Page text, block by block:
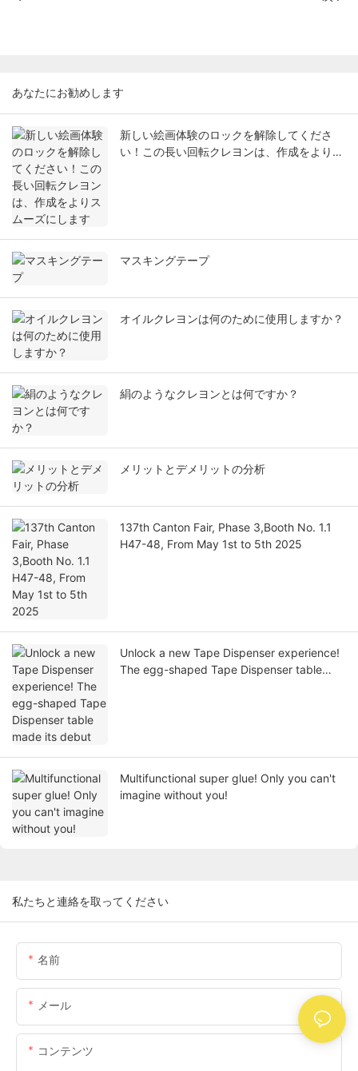
あなたにお勧めします
新しい絵画体験のロックを解除してくださ
い！この長い回転クレヨンは、作成をよりス
マスキングテープ
オイルクレヨンは何のために使用しますか？
絹のようなクレヨンとは何ですか？
メリットとデメリットの分析
137th Canton Fair, Phase 3,Booth No. 1.1
H47-48, From May 1st to 5th 2025
Unlock a new Tape Dispenser experience!
The egg-shaped Tape Dispenser table
Multifunctional super glue! Only you can't
imagine without you!
私たちと連絡を取ってください
名前
メール
コンテンツ